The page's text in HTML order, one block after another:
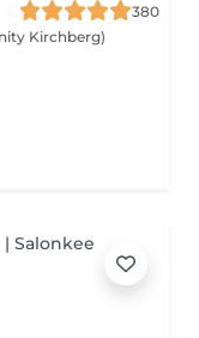
380
Kirchberg)